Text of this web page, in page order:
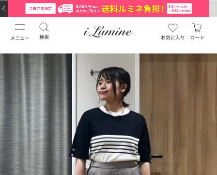
メニュー 検索 お気に入り カート